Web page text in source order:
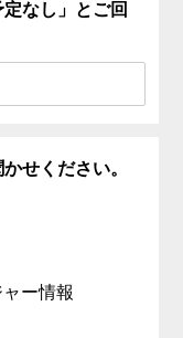
なし」とご回
せください。
ー情報